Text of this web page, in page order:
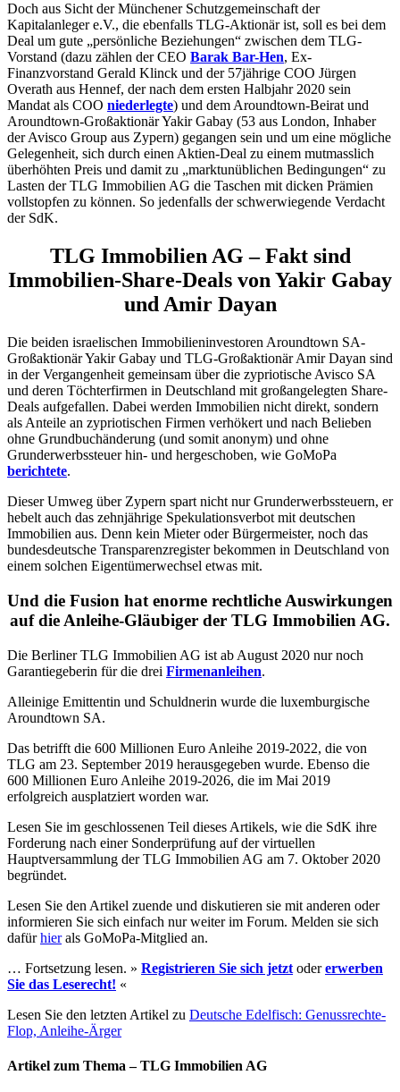
Doch aus Sicht der Münchener Schutzgemeinschaft der
Kapitalanleger e.V., die ebenfalls TLG-Aktionär ist, soll es bei dem
Deal um gute „persönliche Beziehungen“ zwischen dem TLG-
Vorstand (dazu zählen der CEO Barak Bar-Hen, Ex-
Finanzvorstand Gerald Klinck und der 57jährige COO Jürgen
Overath aus Hennef, der nach dem ersten Halbjahr 2020 sein
Mandat als COO niederlegte) und dem Aroundtown-Beirat und
Aroundtown-Großaktionär Yakir Gabay (53 aus London, Inhaber
der Avisco Group aus Zypern) gegangen sein und um eine mögliche
Gelegenheit, sich durch einen Aktien-Deal zu einem mutmasslich
überhöhten Preis und damit zu „marktunüblichen Bedingungen“ zu
Lasten der TLG Immobilien AG die Taschen mit dicken Prämien
vollstopfen zu können. So jedenfalls der schwerwiegende Verdacht
der SdK.
TLG Immobilien AG – Fakt sind
Immobilien-Share-Deals von Yakir Gabay
und Amir Dayan
Die beiden israelischen Immobilieninvestoren Aroundtown SA-
Großaktionär Yakir Gabay und TLG-Großaktionär Amir Dayan sind
in der Vergangenheit gemeinsam über die zypriotische Avisco SA
und deren Töchterfirmen in Deutschland mit großangelegten Share-
Deals aufgefallen. Dabei werden Immobilien nicht direkt, sondern
als Anteile an zypriotischen Firmen verhökert und nach Belieben
ohne Grundbuchänderung (und somit anonym) und ohne
Grunderwerbssteuer hin- und hergeschoben, wie GoMoPa
berichtete.
Dieser Umweg über Zypern spart nicht nur Grunderwerbssteuern, er
hebelt auch das zehnjährige Spekulationsverbot mit deutschen
Immobilien aus. Denn kein Mieter oder Bürgermeister, noch das
bundesdeutsche Transparenzregister bekommen in Deutschland von
einem solchen Eigentümerwechsel etwas mit.
Und die Fusion hat enorme rechtliche Auswirkungen
auf die Anleihe-Gläubiger der TLG Immobilien AG.
Die Berliner TLG Immobilien AG ist ab August 2020 nur noch
Garantiegeberin für die drei Firmenanleihen.
Alleinige Emittentin und Schuldnerin wurde die luxemburgische
Aroundtown SA.
Das betrifft die 600 Millionen Euro Anleihe 2019-2022, die von
TLG am 23. September 2019 herausgegeben wurde. Ebenso die
600 Millionen Euro Anleihe 2019-2026, die im Mai 2019
erfolgreich ausplatziert worden war.
Lesen Sie im geschlossenen Teil dieses Artikels, wie die SdK ihre
Forderung nach einer Sonderprüfung auf der virtuellen
Hauptversammlung der TLG Immobilien AG am 7. Oktober 2020
begründet.
Lesen Sie den Artikel zuende und diskutieren sie mit anderen oder
informieren Sie sich einfach nur weiter im Forum. Melden sie sich
dafürhierals GoMoPa-Mitglied an.
… Fortsetzung lesen. » Registrieren Sie sich jetzt odererwerben
Sie das Leserecht! «
Lesen Sie den letzten Artikel zu Deutsche Edelfisch: Genussrechte-
Flop, Anleihe-Ärger
Artikel zum Thema – TLG Immobilien AG